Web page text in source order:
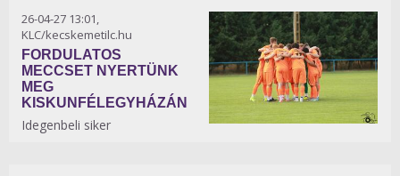
26-04-27 13:01,
KLC/kecskemetilc.hu
FORDULATOS
MECCSET NYERTÜNK
MEG
KISKUNFÉLEGYHÁZÁN
Idegenbeli siker